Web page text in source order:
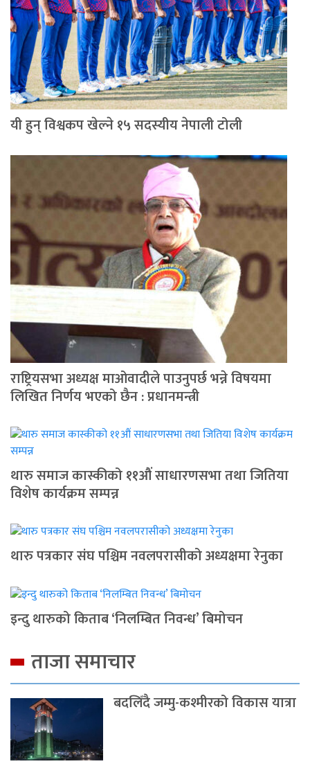
यी हुन् विश्वकप खेल्ने १५ सदस्यीय नेपाली टोली
राष्ट्रियसभा अध्यक्ष माओवादीले पाउनुपर्छ भन्ने विषयमा
लिखित निर्णय भएको छैन : प्रधानमन्त्री
थारु समाज कास्कीको ११औं साधारणसभा तथा जितिया
विशेष कार्यक्रम सम्पन्न
थारु पत्रकार संघ पश्चिम नवलपरासीको अध्यक्षमा रेनुका
इन्दु थारुको किताब ‘निलम्बित निवन्ध’ बिमोचन
ताजा समाचार
बदलिँदै जम्मु-कश्मीरको विकास यात्रा